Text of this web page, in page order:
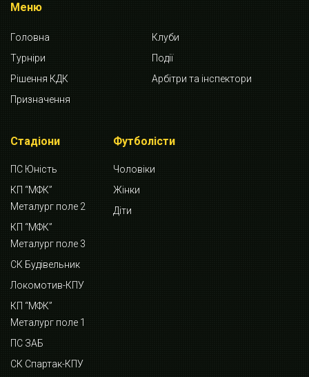
Меню
Головна
Клуби
Турніри
Події
Рішення КДК
Арбітри та інспектори
Призначення
Стадіони
ПС Юність
КП “МФК”
Металург поле 2
КП “МФК”
Металург поле 3
СК Будівельник
Локомотив-КПУ
КП “МФК”
Металург поле 1
ПС ЗАБ
СК Спартак-КПУ
Футболісти
Чоловіки
Жінки
Діти